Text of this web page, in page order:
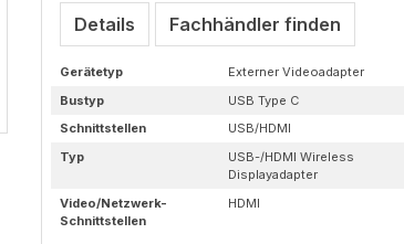
Details Fachhändler finden
Gerätetyp
Externer Videoadapter
Bustyp
USB Type C
Schnittstellen
USB/HDMI
Typ
USB-/HDMI Wireless
Displayadapter
Video/Netzwerk-
Schnittstellen
HDMI